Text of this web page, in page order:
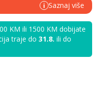
i Saznaj više
KM ili 1500 KM dobijate
traje do 31.8. ili do